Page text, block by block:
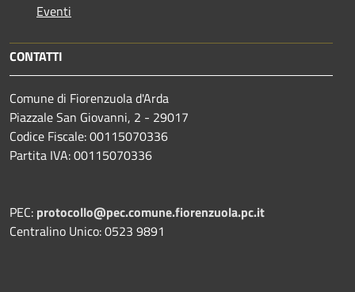
Eventi
CONTATTI
Comune di Fiorenzuola d'Arda
Piazzale San Giovanni, 2 - 29017
Codice Fiscale: 00115070336
Partita IVA: 00115070336
PEC: protocollo@pec.comune.fiorenzuola.pc.it
Centralino Unico: 0523 9891